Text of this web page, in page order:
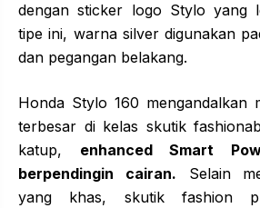
dengan sticker logo Stylo yang
tipe ini, warna silver digunakan
dan pegangan belakang.
Honda Stylo 160 mengandalkan
terbesar di kelas skutik
katup, enhanced Smart
berpendingin cairan. Selain
yang khas, skutik fashion